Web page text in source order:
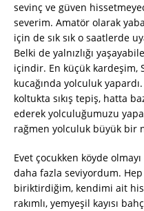
sevinç ve güven
severim. Amatör olarak
için de sık sık o saatlerde
Belki de yalnızlığı
içindir. En küçük kardeşim,
kucağında yolculuk
koltukta sıkış tepiş, hatta
ederek yolculuğumuzu
rağmen yolculuk büyük bir
Evet çocukken köyde
daha fazla seviyordum.
biriktirdiğim, kendimi ait
rakımlı, yemyeşil kayısı